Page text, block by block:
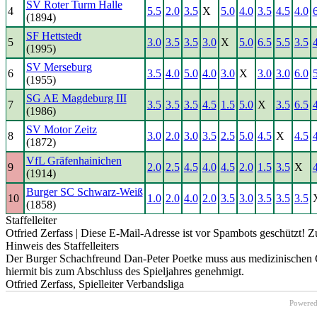
4
SV Roter Turm Halle
(1894)
5.5 2.0 3.5 X 5.0 4.0 3.5 4.5 4.0
5
SF Hettstedt
(1995)
3.0 3.5 3.5 3.0 X 5.0 6.5 5.5 3.5
6
SV Merseburg
(1955)
3.5 4.0 5.0 4.0 3.0 X 3.0 3.0 6.0
7
SG AE Magdeburg III
(1986)
3.5 3.5 3.5 4.5 1.5 5.0 X 3.5 6.5
8
SV Motor Zeitz
(1872)
3.0 2.0 3.0 3.5 2.5 5.0 4.5 X 4.5
9
VfL Gräfenhainichen
(1914)
2.0 2.5 4.5 4.0 4.5 2.0 1.5 3.5 X
10
Burger SC Schwarz-Weiß
(1858)
1.0 2.0 4.0 2.0 3.5 3.0 3.5 3.5 3.5
Staffelleiter
Otfried Zerfass | Diese E-Mail-Adresse ist vor Spambots geschützt!
Hinweis des Staffelleiters
Der Burger Schachfreund Dan-Peter Poetke muss aus
hiermit bis zum Abschluss des Spieljahres genehmigt.
Otfried Zerfass, Spielleiter Verbandsliga